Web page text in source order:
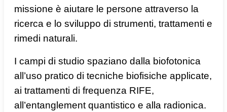
missione è aiutare le persone attraverso la
ricerca e lo sviluppo di strumenti, trattamenti e
rimedi naturali.
I campi di studio spaziano dalla biofotonica
all’uso pratico di tecniche biofisiche applicate,
ai trattamenti di frequenza RIFE,
all’entanglement quantistico e alla radionica.